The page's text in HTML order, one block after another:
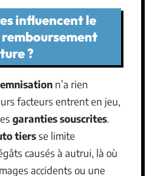
influencent le
?
n’a rien
facteurs entrent en jeu,
garanties souscrites.
tiersse limite
causés à autrui, là où
accidents ou une